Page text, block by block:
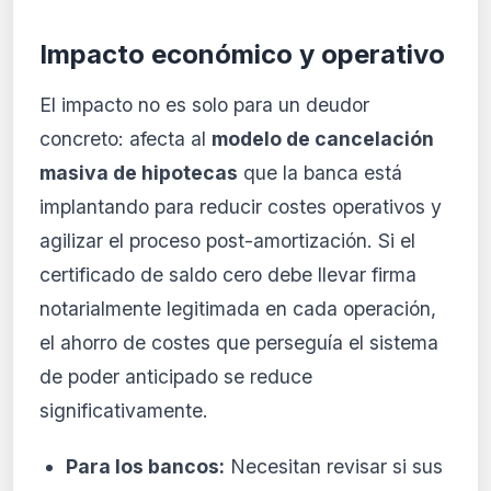
Impacto económico y operativo
El impacto no es solo para un deudor
concreto: afecta al modelo de cancelación
masiva de hipotecas que la banca está
implantando para reducir costes operativos y
agilizar el proceso post-amortización. Si el
certificado de saldo cero debe llevar firma
notarialmente legitimada en cada operación,
el ahorro de costes que perseguía el sistema
de poder anticipado se reduce
significativamente.
Para los bancos: Necesitan revisar si sus